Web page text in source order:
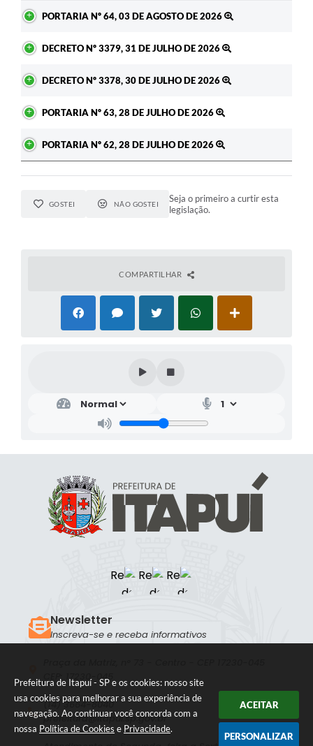
Prefeitura de Itapuí - SP e os cookies: nosso site
usa cookies para melhorar a sua experiência de
navegação. Ao continuar você concorda com a
nossa Política de Cookies e Privacidade.
ACEITAR
PERSONALIZAR
PORTARIA Nº 64, 03 DE AGOSTO DE 2026
DECRETO Nº 3379, 31 DE JULHO DE 2026
DECRETO Nº 3378, 30 DE JULHO DE 2026
PORTARIA Nº 63, 28 DE JULHO DE 2026
PORTARIA Nº 62, 28 DE JULHO DE 2026
GOSTEI NÃO GOSTEI
Seja o primeiro a curtir esta
legislação.
COMPARTILHAR
CEP: 17230-045
(14) 3664-8040
prefeitura@itapui.sp.gov.br
Newsletter
Inscreva-se e receba informativos